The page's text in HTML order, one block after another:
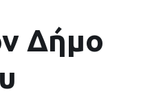
Δήμο